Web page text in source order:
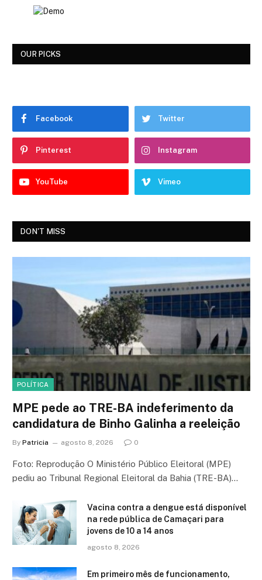
OUR PICKS
Facebook Twitter
Pinterest Instagram
YouTube Vimeo
DON'T MISS
POLÍTICA
MPE pede ao TRE-BA indeferimento da
candidatura de Binho Galinha a reeleição
By Patricia agosto 8, 2026 0
Foto: Reprodução O Ministério Público Eleitoral (MPE)
pediu ao Tribunal Regional Eleitoral da Bahia (TRE-BA)…
Vacina contra a dengue está disponível
na rede pública de Camaçari para
jovens de 10 a 14 anos
agosto 8, 2026
Em primeiro mês de funcionamento,